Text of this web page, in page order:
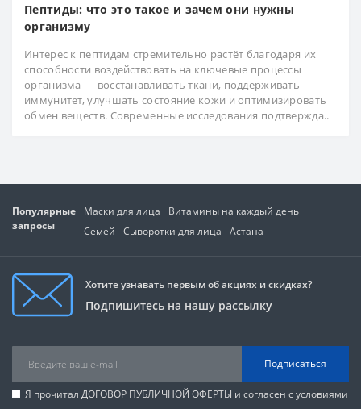
Пептиды: что это такое и зачем они нужны
организму
Интерес к пептидам стремительно растёт благодаря их
способности воздействовать на ключевые процессы
организма — восстанавливать ткани, поддерживать
иммунитет, улучшать состояние кожи и оптимизировать
обмен веществ. Современные исследования подтвержда..
Популярные
запросы
Маски для лица
Витамины на каждый день
Семей
Сыворотки для лица Астана
Хотите узнавать первым об акциях и скидках?
Подпишитесь на нашу рассылку
Подписаться
Я прочитал ДОГОВОР ПУБЛИЧНОЙ ОФЕРТЫ и согласен с условиями